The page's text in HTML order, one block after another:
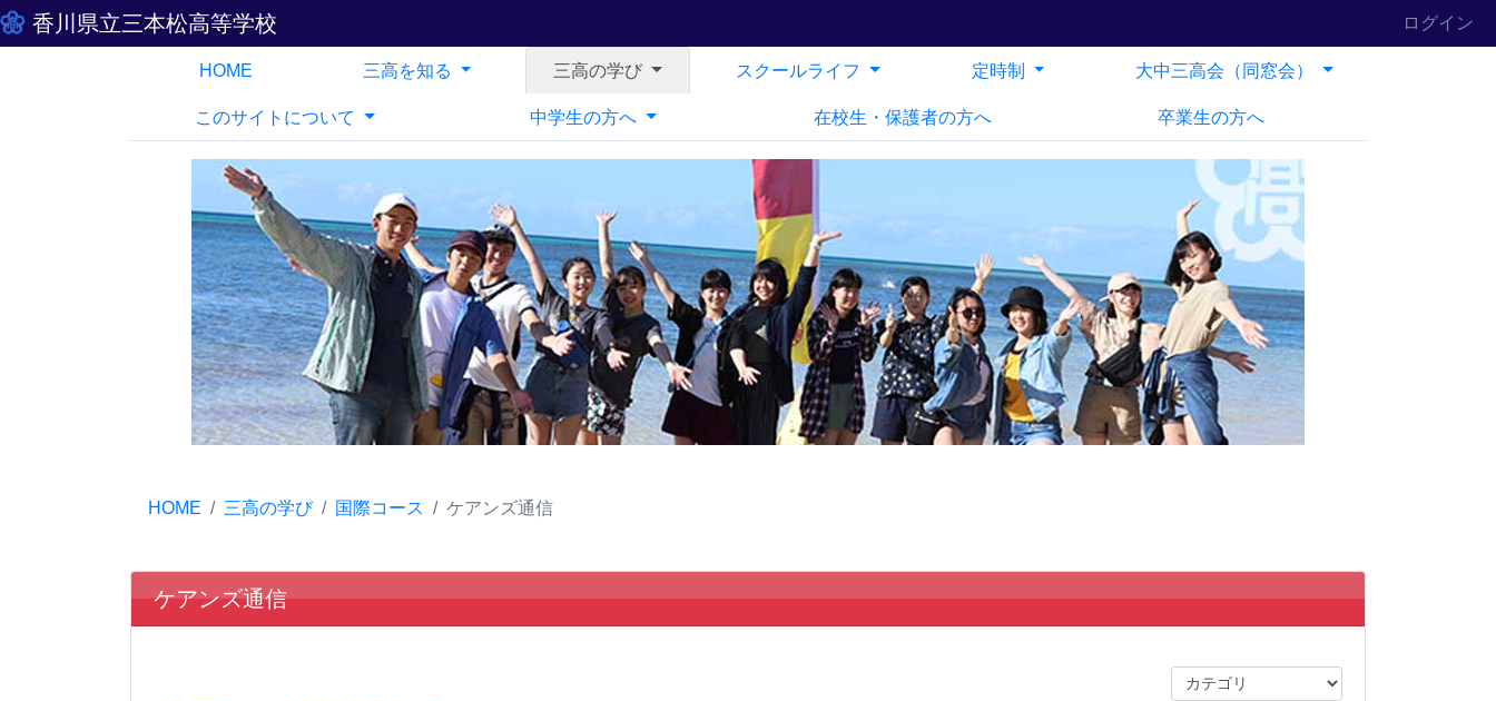
香川県立三本松高等学校 ログイン
HOME 三高を知る 三高の学び スクールライフ
中学生の方へ 在校生・保護者の方へ 卒業生の方へ
定時制 大中三高会（同窓会）
このサイトについて
HOME 三高の学び 国際コース ケアンズ通信
ケアンズ通信